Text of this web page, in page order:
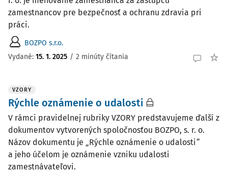
zamestnancov pre bezpečnosť a ochranu zdravia pri
práci.
BOZPO s.r.o.
Vydané: 15. 1. 2025 / 2 minúty čítania
VZORY
Rýchle oznámenie o udalosti
V rámci pravidelnej rubriky VZORY predstavujeme ďalší z
dokumentov vytvorených spoločnosťou BOZPO, s. r. o.
Názov dokumentu je „Rýchle oznámenie o udalosti“
a jeho účelom je oznámenie vzniku udalosti
zamestnávateľovi.